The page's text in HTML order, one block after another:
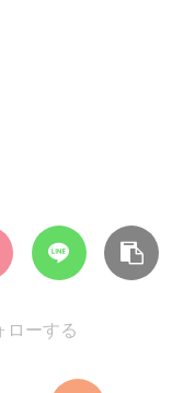
ローする